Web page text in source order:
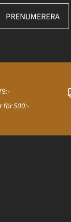
PRENUMERERA
för 500:-